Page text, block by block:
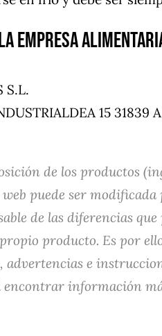
empresa
S.L.
15 31839
de los productos
web puede ser
de las diferencias
producto. Es por
advertencias e
información